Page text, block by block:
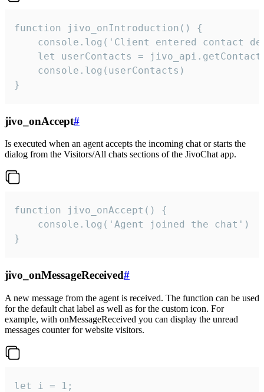
function jivo_onIntroduction() {
console.log('Client entered contact
let userContacts =
    console.log(userContacts)
}
jivo_onAccept#
Is executed when an agent accepts the incoming chat or starts the
dialog from the Visitors/All chats sections of the JivoChat app.
function jivo_onAccept() {
}
jivo_onMessageReceived#
A new message from the agent is received. The function can be used
for the default chat label as well as for the custom icon. For
example, with onMessageReceived you can display the unread
messages counter for website visitors.
let i = 1;